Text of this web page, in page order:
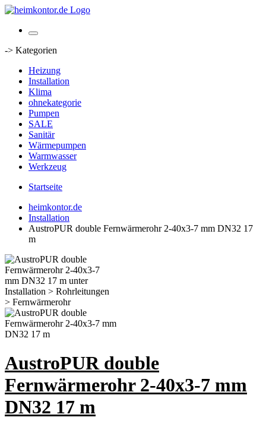
-> Kategorien
Heizung
Installation
Klima
ohnekategorie
Pumpen
SALE
Sanitär
Wärmepumpen
Warmwasser
Werkzeug
Startseite
heimkontor.de
Installation
AustroPUR double Fernwärmerohr 2-40x3-7 mm DN32 17
m
AustroPUR double
Fernwärmerohr 2-40x3-7 mm
DN32 17 m